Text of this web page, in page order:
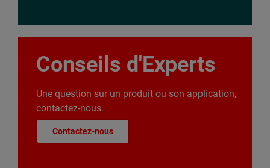
Conseils d'Experts
Une question sur un produit ou son application,
contactez-nous.
Contactez-nous